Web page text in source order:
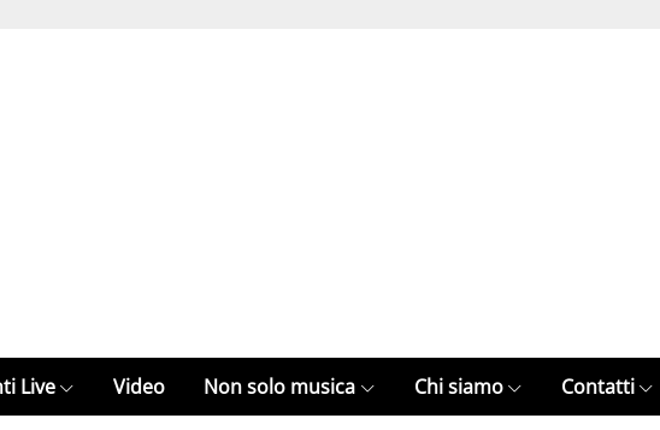
Live Video Non solo musica Chi siamo Contatti